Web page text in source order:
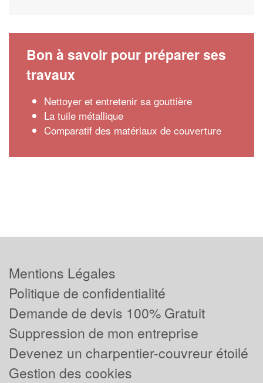
Bon à savoir pour préparer ses
travaux
Nettoyer et entretenir sa gouttière
La tuile métallique
Comparatif des matériaux de couverture
Mentions Légales
Politique de confidentialité
Demande de devis 100% Gratuit
Suppression de mon entreprise
Devenez un charpentier-couvreur étoilé
Gestion des cookies